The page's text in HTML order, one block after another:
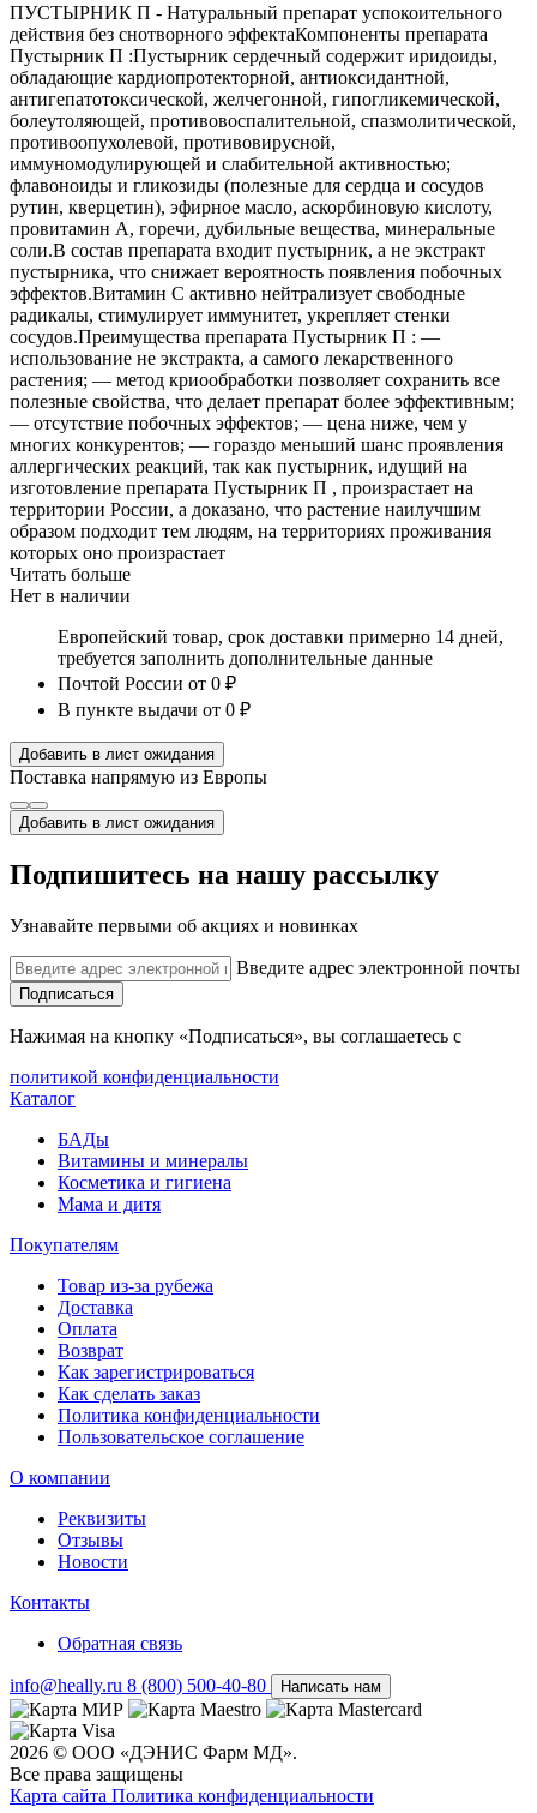
ПУСТЫРНИК П - Натуральный препарат успокоительного
действия без снотворного эффектаКомпоненты препарата
Пустырник П :Пустырник сердечный содержит иридоиды,
обладающие кардиопротекторной, антиоксидантной,
антигепатотоксической, желчегонной, гипогликемической,
болеутоляющей, противовоспалительной, спазмолитической,
противоопухолевой, противовирусной,
иммуномодулирующей и слабительной активностью;
флавоноиды и гликозиды (полезные для сердца и сосудов
рутин, кверцетин), эфирное масло, аскорбиновую кислоту,
провитамин А, горечи, дубильные вещества, минеральные
соли.В состав препарата входит пустырник, а не экстракт
пустырника, что снижает вероятность появления побочных
эффектов.Витамин С активно нейтрализует свободные
радикалы, стимулирует иммунитет, укрепляет стенки
сосудов.Преимущества препарата Пустырник П : —
использование не экстракта, а самого лекарственного
растения; — метод криообработки позволяет сохранить все
полезные свойства, что делает препарат более эффективным;
— отсутствие побочных эффектов; — цена ниже, чем у
многих конкурентов; — гораздо меньший шанс проявления
аллергических реакций, так как пустырник, идущий на
изготовление препарата Пустырник П , произрастает на
территории России, а доказано, что растение наилучшим
образом подходит тем людям, на территориях проживания
которых оно произрастает
Читать больше
Нет в наличии
Европейский товар, срок доставки примерно 14 дней,
требуется заполнить дополнительные данные
Почтой России от 0 ₽
В пункте выдачи от 0 ₽
Добавить в лист ожидания
Поставка напрямую из Европы
Добавить в лист ожидания
Подпишитесь на нашу рассылку
Узнавайте первыми об акциях и новинках
Введите адрес электронной почты
Подписаться
Нажимая на кнопку «Подписаться», вы соглашаетесь с
политикой конфиденциальности
Каталог
БАДы
Витамины и минералы
Косметика и гигиена
Мама и дитя
Покупателям
Товар из-за рубежа
Доставка
Оплата
Возврат
Как зарегистрироваться
Как сделать заказ
Политика конфиденциальности
Пользовательское соглашение
О компании
Реквизиты
Отзывы
Новости
Контакты
Обратная связь
info@heally.ru 8 (800) 500-40-80 Написать нам
2026 © ООО «ДЭНИС Фарм МД».
Все права защищены
Карта сайта Политика конфиден­циальности